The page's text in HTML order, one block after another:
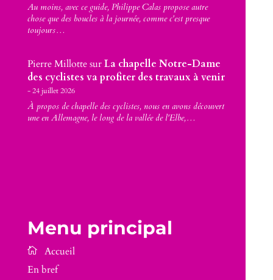
Au moins, avec ce guide, Philippe Calas propose autre
chose que des boucles à la journée, comme c'est presque
toujours…
Pierre MillottesurLa chapelle Notre-Dame
des cyclistes va profiter des travaux à venir
24 juillet 2026
À propos de chapelle des cyclistes, nous en avons découvert
une en Allemagne, le long de la vallée de l'Elbe,…
Menu principal
En bref